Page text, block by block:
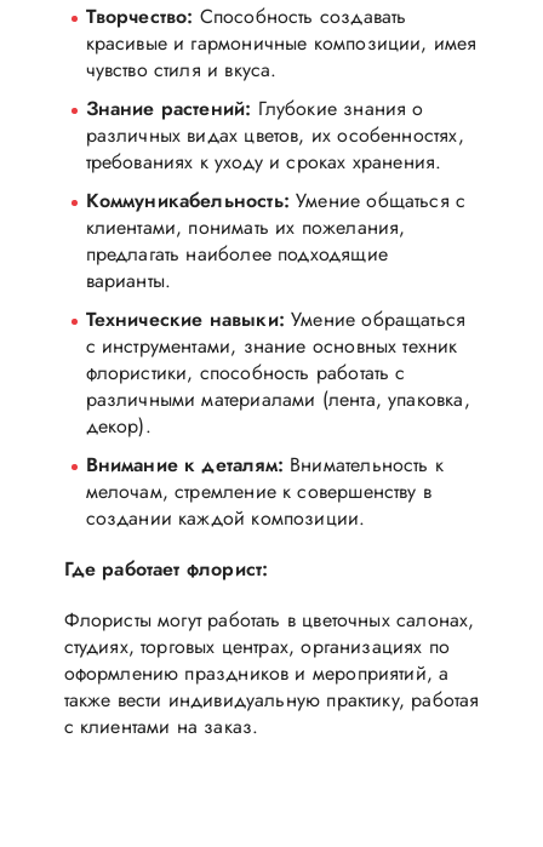
Творчество: Способность создавать
красивые и гармоничные композиции, имея
чувство стиля и вкуса.
Знание растений: Глубокие знания о
различных видах цветов, их особенностях,
требованиях к уходу и сроках хранения.
Коммуникабельность: Умение общаться с
клиентами, понимать их пожелания,
предлагать наиболее подходящие
варианты.
Технические навыки: Умение обращаться
с инструментами, знание основных техник
флористики, способность работать с
различными материалами (лента, упаковка,
декор).
Внимание к деталям: Внимательность к
мелочам, стремление к совершенству в
создании каждой композиции.
Где работает флорист:
Флористы могут работать в цветочных салонах,
студиях, торговых центрах, организациях по
оформлению праздников и мероприятий, а
также вести индивидуальную практику, работая
с клиентами на заказ.